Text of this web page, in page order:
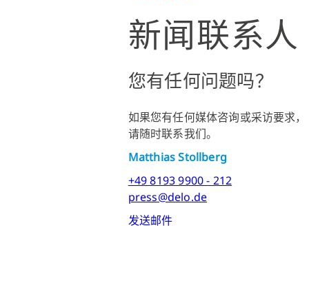
新闻联系人
您有任何问题吗？
如果您有任何媒体咨询或采访要求，
请随时联系我们。
Matthias Stollberg
+49 8193 9900 - 212
press@delo.de
发送邮件